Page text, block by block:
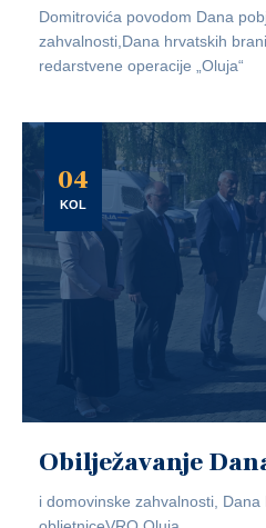
Domitrovića povodom Dana
zahvalnosti,Dana hrvatskih
redarstvene operacije „Oluja“
04
KOL
Obilježavanje
i domovinske zahvalnosti, Dana